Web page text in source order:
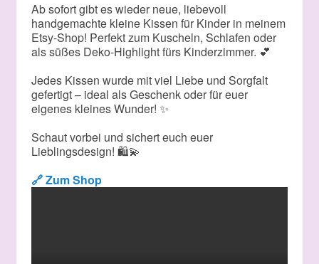
Ab sofort gibt es wieder neue, liebevoll
handgemachte kleine Kissen für Kinder in meinem
Etsy-Shop! Perfekt zum Kuscheln, Schlafen oder
als süßes Deko-Highlight fürs Kinderzimmer. 💕
Jedes Kissen wurde mit viel Liebe und Sorgfalt
gefertigt – ideal als Geschenk oder für euer
eigenes kleines Wunder! ✨
Schaut vorbei und sichert euch euer
Lieblingsdesign! 🛍️💫
🔗 Zum Shop